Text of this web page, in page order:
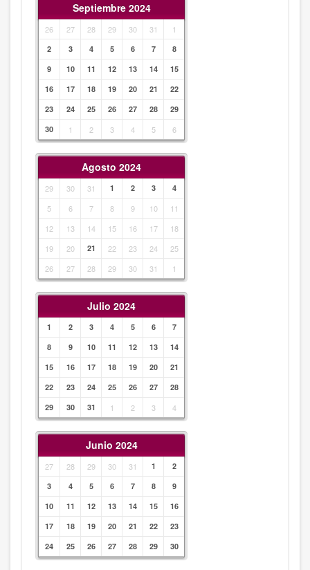
Septiembre 2024
26 27 28 29 30 31 1
2 3 4 5 6 7
8
9
10 11 12 13 14
15
16
17 18 19 20 21
22
23
24 25 26 27 28
29
30
1 2 3 4 5 6
Agosto 2024
29 30 31 1 2 3 4
5 6 7 8 9 10
11
12
13 14 15 16 17
18
19
20 21 22 23 24
25
26
27 28 29 30 31 1
Julio 2024
1 2 3 4 5 6
7
8
9 10 11 12 13
14
15
16 17 18 19 20
21
22
23 24 25 26 27
28
29
30 31 1 2 3 4
Junio 2024
27 28 29 30 31 1
2
3
4 5 6 7 8
9
10
11 12 13 14 15
16
17
18 19 20 21 22
23
24
25 26 27 28 29 30